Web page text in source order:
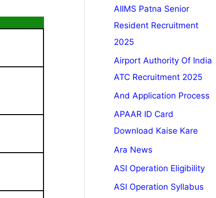
AIIMS Patna Senior
Resident Recruitment
2025
Airport Authority Of India
ATC Recruitment 2025
And Application Process
APAAR ID Card
Download Kaise Kare
Ara News
ASI Operation Eligibility
ASI Operation Syllabus